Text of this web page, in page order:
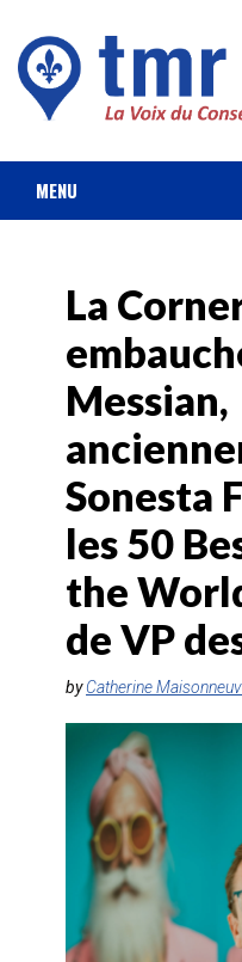
MENU
FORFAIT VACANCES
CROISIÈRES
HOTELS & RESORTS
DESTINATIONS
AGENTS DE VOYAGE
FORMATION &
La
Messian,
Sonesta
les 50
the
de VP
byCatherine